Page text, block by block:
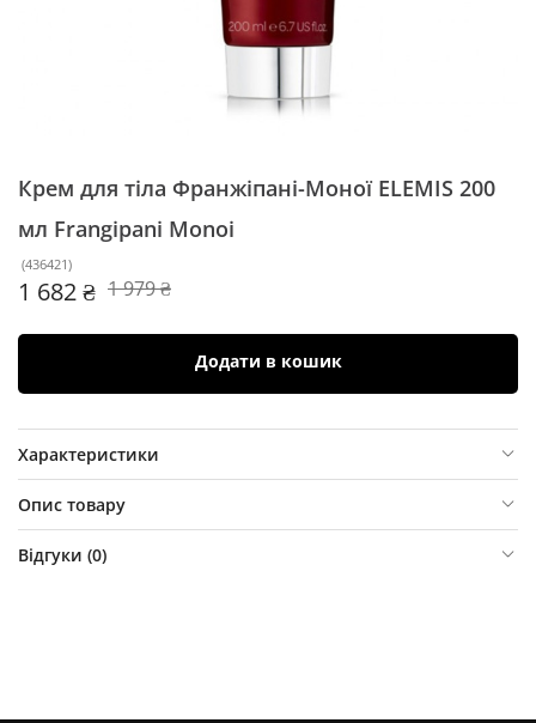
Крем для тіла Франжіпані-Моної ELEMIS 200
мл Frangipani Monoi
(436421)
1 682 ₴ 1 979 ₴
Додати в кошик
Характеристики
Опис товару
Відгуки (0)